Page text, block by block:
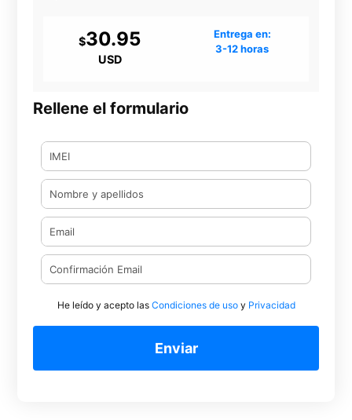
$30.95
USD
Entrega en:
3-12 horas
Rellene el formulario
He leído y acepto las Condiciones de usoy Privacidad
Enviar